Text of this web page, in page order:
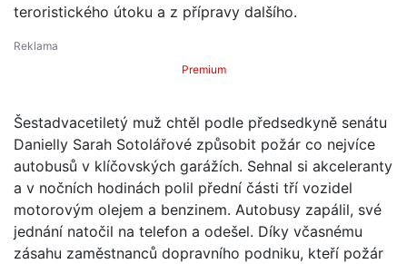
teroristického útoku a z přípravy dalšího.
Premium
Šestadvacetiletý muž chtěl podle předsedkyně senátu
Danielly Sarah Sotolářové způsobit požár co nejvíce
autobusů v klíčovských garážích. Sehnal si akceleranty
a v nočních hodinách polil přední části tří vozidel
motorovým olejem a benzinem. Autobusy zapálil, své
jednání natočil na telefon a odešel. Díky včasnému
zásahu zaměstnanců dopravního podniku, kteří požár